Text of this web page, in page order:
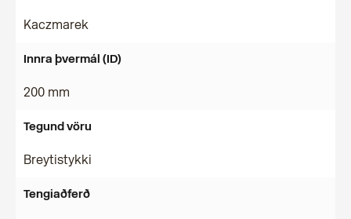
Kaczmarek
Innra þvermál (ID)
200 mm
Tegund vöru
Breytistykki
Tengiaðferð